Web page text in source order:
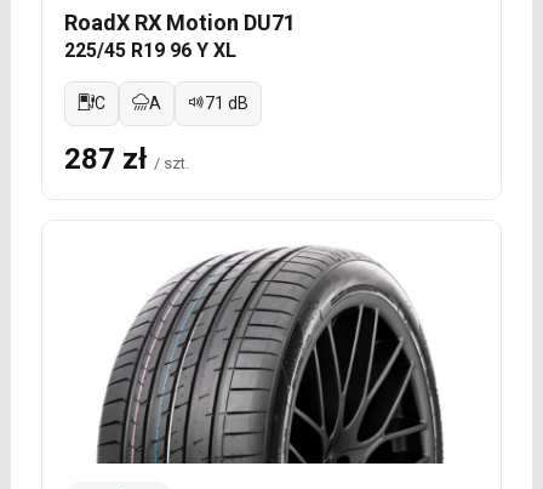
RoadX RX Motion DU71
225/45 R19 96 Y XL
C A 71 dB
287 zł / szt.